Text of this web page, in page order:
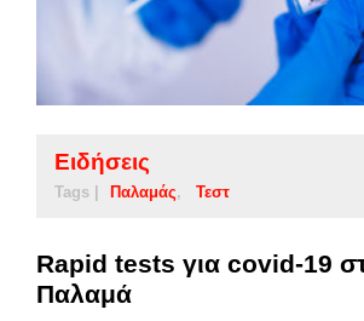
Ειδήσεις
Tags | Παλαμάς Τεστ
Rapid tests για covid-19
Παλαμά